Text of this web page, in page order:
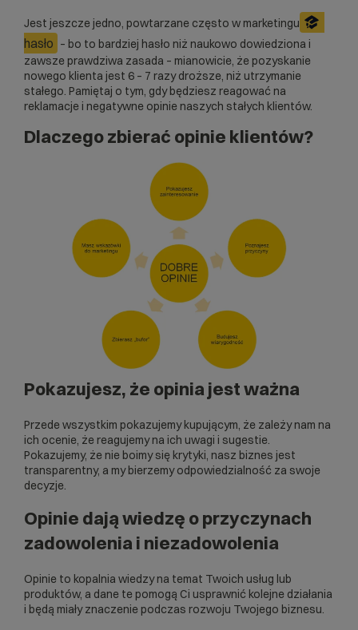
Jest jeszcze jedno, powtarzane często w marketingu
hasło – bo to bardziej hasło niż naukowo dowiedziona i
zawsze prawdziwa zasada – mianowicie, że pozyskanie
nowego klienta jest 6 – 7 razy droższe, niż utrzymanie
stałego. Pamiętaj o tym, gdy będziesz reagować na
reklamacje i negatywne opinie naszych stałych klientów.
Dlaczego zbierać opinie klientów?
Pokazujesz, że opinia jest ważna
Przede wszystkim pokazujemy kupującym, że zależy nam na
ich ocenie, że reagujemy na ich uwagi i sugestie.
Pokazujemy, że nie boimy się krytyki, nasz biznes jest
transparentny, a my bierzemy odpowiedzialność za swoje
decyzje.
Opinie dają wiedzę o przyczynach
zadowolenia i niezadowolenia
Opinie to kopalnia wiedzy na temat Twoich usług lub
produktów, a dane te pomogą Ci usprawnić kolejne działania
i będą miały znaczenie podczas rozwoju Twojego biznesu.